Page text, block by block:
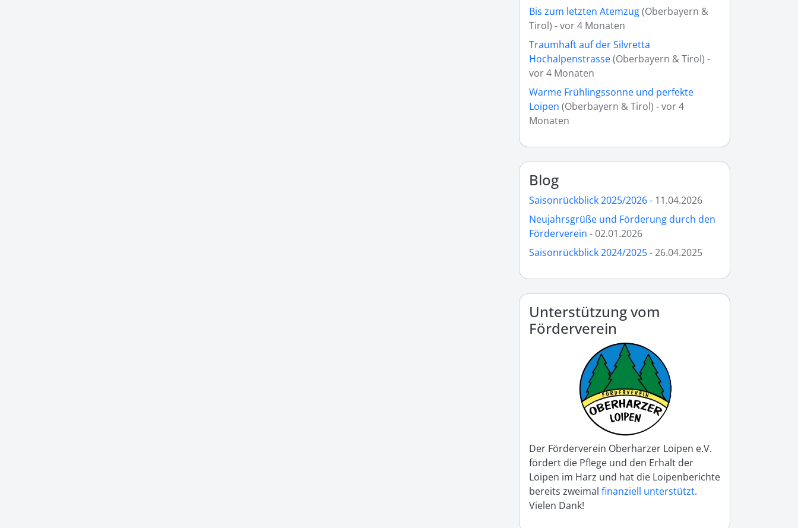
Bis zum letzten Atemzug(Oberbayern &
Tirol) - vor 4 Monaten
Traumhaft auf der Silvretta
Hochalpenstrasse(Oberbayern & Tirol) -
vor 4 Monaten
Warme Frühlingssonne und perfekte
Loipen (Oberbayern & Tirol) - vor 4
Monaten
Blog
Saisonrückblick 2025/2026- 11.04.2026
Neujahrsgrüße und Förderung durch den
Förderverein - 02.01.2026
Saisonrückblick 2024/2025- 26.04.2025
Unterstützung vom
Förderverein
Der Förderverein Oberharzer Loipen e.V.
fördert die Pflege und den Erhalt der
Loipen im Harz und hat die Loipenberichte
bereits zweimal finanziell unterstützt.
Vielen Dank!